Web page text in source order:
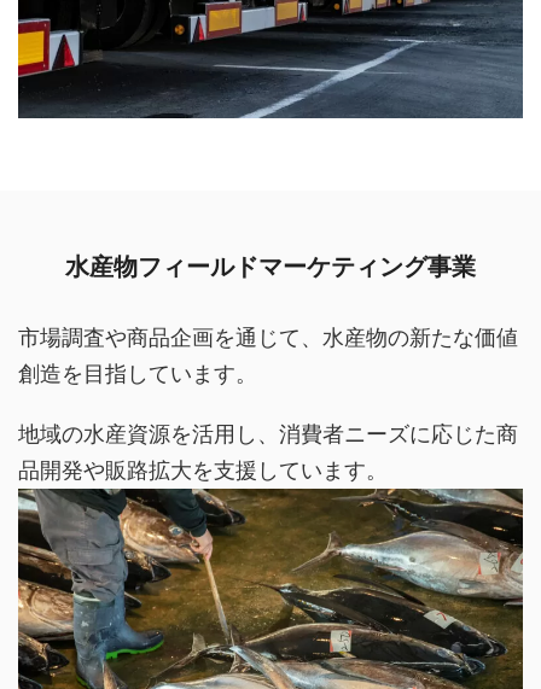
水産物フィールドマーケティング事業
市場調査や商品企画を通じて、水産物の新たな価値
創造を目指しています。
地域の水産資源を活用し、消費者ニーズに応じた商
品開発や販路拡大を支援しています。